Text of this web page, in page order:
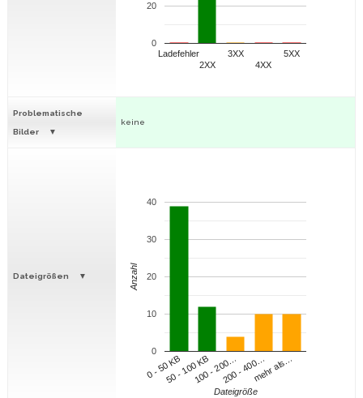
Ladefehler
2XX
3XX
4XX
5XX
0
20
Problematische
Bilder
keine
Dateigrößen
0 - 50 KB50 - 100 KB100 - 200…200 - 400…mehr als…
0
10
20
30
40
Dateigröße
Anzahl